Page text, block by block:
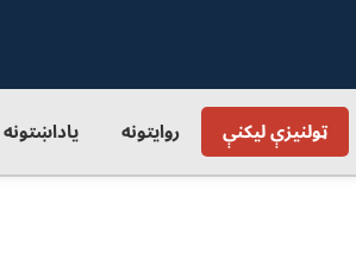
ټولنيزې ليکنې روایتونه یاداښتونه